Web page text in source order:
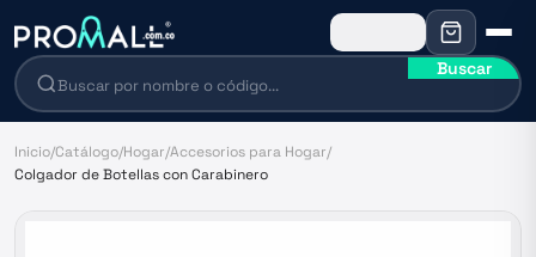
Buscar
Inicio/Catálogo/Hogar/Accesorios para Hogar/
Colgador de Botellas con Carabinero